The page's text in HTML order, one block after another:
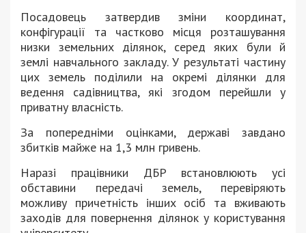
Посадовець затвердив зміни координат,
конфігурації та частково місця розташування
низки земельних ділянок, серед яких були й
землі навчального закладу. У результаті частину
цих земель поділили на окремі ділянки для
ведення садівництва, які згодом перейшли у
приватну власність.
За попередніми оцінками, державі завдано
збитків майже на 1,3 млн гривень.
Наразі працівники ДБР встановлюють усі
обставини передачі земель, перевіряють
можливу причетність інших осіб та вживають
заходів для повернення ділянок у користування